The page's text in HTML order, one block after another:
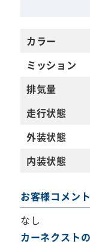
カラー
ミッション
排気量
走行状態
外装状態
内装状態
お客様コメント
なし
カーネクスト